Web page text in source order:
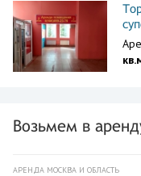
Возьмем в
АРЕНДА МОСКВА И ОБЛАСТЬ